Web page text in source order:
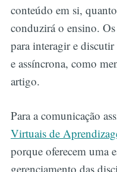
conteúdo em si,
conduzirá o ensino. Os
para interagir e
e assíncrona, como
artigo.
Para a comunicação
Virtuais de
porque oferecem uma
gerenciamento das